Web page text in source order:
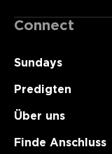
Connect
Sundays
Predigten
Über uns
Finde Anschluss